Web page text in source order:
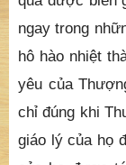
ngay trong
hô hào nhiệt
yêu của
chỉ đúng khi
giáo lý của họ